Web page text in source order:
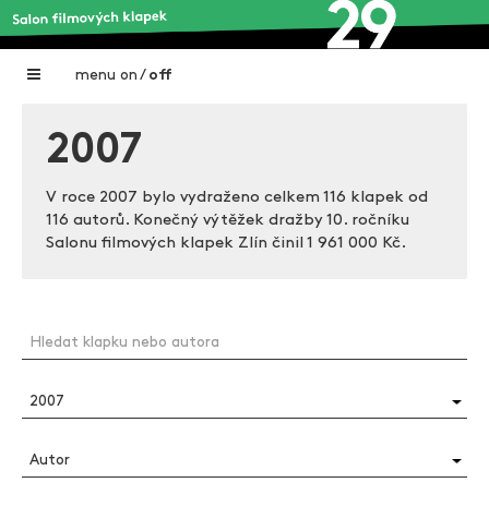
menu on / off
Nadační fond FILMTALENT ZLÍN
Galerie filmových klapek
Aktuální výstavy
Aktuality
2007
V roce 2007 bylo vydraženo celkem 116 klapek od
116 autorů. Konečný výtěžek dražby 10. ročníku
Salonu filmových klapek Zlín činil 1 961 000 Kč.